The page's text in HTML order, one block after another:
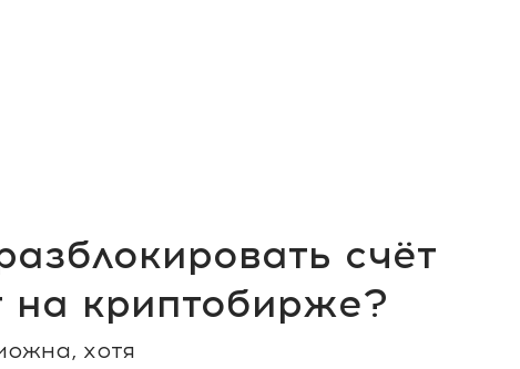
счёт
на криптобирже?
хотя